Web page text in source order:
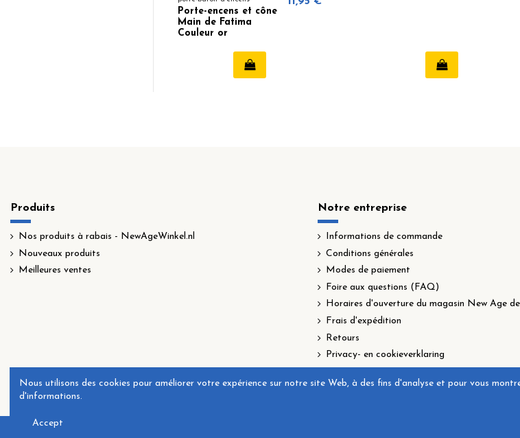
Porte-encens et cône
Main de Fatima
Couleur or
Produits
Nos produits à rabais - NewAgeWinkel.nl
Nouveaux produits
Meilleures ventes
Notre entreprise
Informations de commande
Conditions générales
Modes de paiement
Foire aux questions (FAQ)
Horaires d'ouverture du magasin New Age
Frais d'expédition
Retours
Privacy- en cookieverklaring
Nous utilisons des cookies pour améliorer votre expérience sur notre site Web, à des fins d'analyse et pour vous
d'informations.
Accept